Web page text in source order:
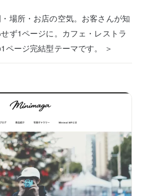
場所・お店の空気。お客さんが知
ず1ページに。カフェ・レストラ
ページ完結型テーマです。 ＞